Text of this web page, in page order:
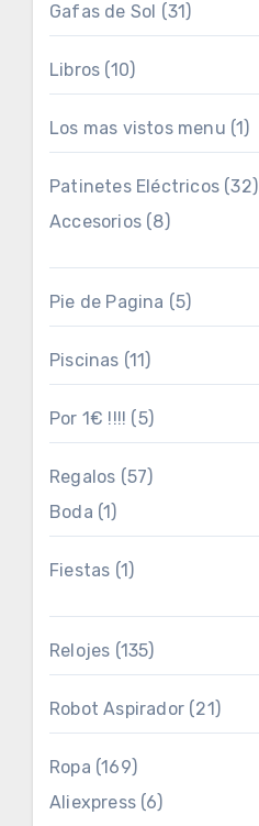
Gafas de Sol (31)
Libros (10)
Los mas vistos menu (1)
Patinetes Eléctricos (32)
Accesorios (8)
Pie de Pagina (5)
Piscinas (11)
Por 1€ !!!! (5)
Regalos (57)
Boda (1)
Fiestas (1)
Relojes (135)
Robot Aspirador (21)
Ropa (169)
Aliexpress (6)